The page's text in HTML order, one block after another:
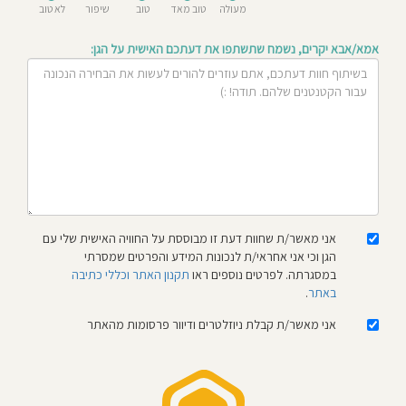
מעולה טוב מאד טוב
שיפור
לא טוב
אמא/אבא יקרים, נשמח שתשתפו את דעתכם האישית על הגן:
אני מאשר/ת שחוות דעת זו מבוססת על החוויה האישית שלי עם
הגן וכי אני אחראי/ת לנכונות המידע והפרטים שמסרתי
במסגרתה. לפרטים נוספים ראו תקנון האתר וכללי כתיבה
באתר.
אני מאשר/ת קבלת ניוזלטרים ודיוור פרסומות מהאתר